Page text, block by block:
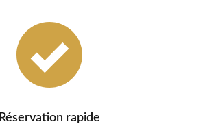
Réservation rapide